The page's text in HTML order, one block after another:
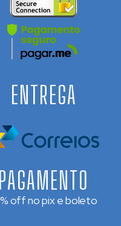
PAGAMENTO
off no pix e boleto
ENTREGA